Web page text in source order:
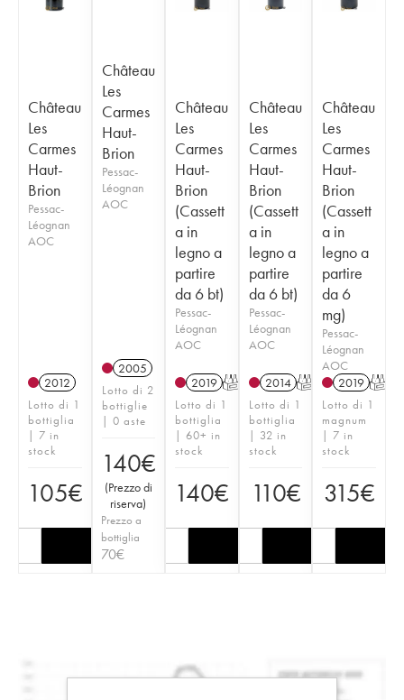
Château
Les
Carmes
Haut-
Brion
Pessac-
Léognan
AOC
2012
Lotto di 1
bottiglia
| 7 in
stock
105€
Château
Les
Carmes
Haut-
Brion
Pessac-
Léognan
AOC
2005
Lotto di 2
bottiglie
| 0 aste
140€
(Prezzo di
riserva)
Prezzo a
bottiglia
70€
Château
Les
Carmes
Haut-
Brion
(Cassett
a in
legno a
partire
da 6 bt)
Pessac-
Léognan
AOC
2019 T
Lotto di 1
bottiglia
| 60+ in
stock
140€
Château
Les
Carmes
Haut-
Brion
(Cassett
a in
legno a
partire
da 6 bt)
Pessac-
Léognan
AOC
2014 T
Lotto di 1
bottiglia
| 32 in
stock
110€
Château
Les
Carmes
Haut-
Brion
(Cassett
a in
legno a
partire
da 6
mg)
Pessac-
Léognan
AOC
2019 T
Lotto di 1
magnum
| 7 in
stock
315€